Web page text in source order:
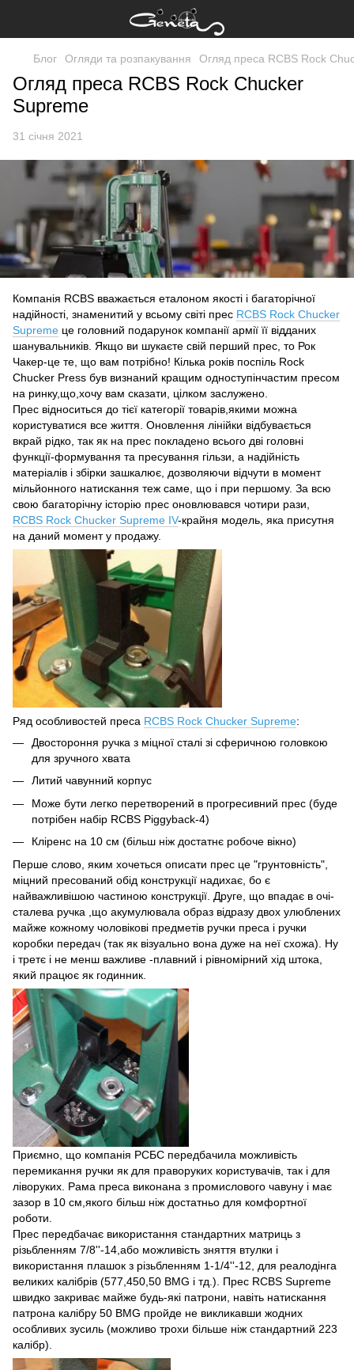
Блог Огляди та розпакування Огляд преса RCBS Rock
Огляд преса RCBS Rock Chucker
Supreme
31 січня 2021
Компанія RCBS вважається еталоном якості і багаторічної
надійності, знаменитий у всьому світі прес RCBS Rock Chucker
Supreme це головний подарунок компанії армії її відданих
шанувальників. Якщо ви шукаєте свій перший прес, то Рок
Чакер-це те, що вам потрібно! Кілька років поспіль Rock
Chucker Press був визнаний кращим одноступінчастим пресом
на ринку,що,хочу вам сказати, цілком заслужено.
Прес відноситься до тієї категорії товарів,якими можна
користуватися все життя. Оновлення лінійки відбувається
вкрай рідко, так як на прес покладено всього дві головні
функції-формування та пресування гільзи, а надійність
матеріалів і збірки зашкалює, дозволяючи відчути в момент
мільйонного натискання теж саме, що і при першому. За всю
свою багаторічну історію прес оновлювався чотири рази,
RCBS Rock Chucker Supreme IV-крайня модель, яка присутня
на даний момент у продажу.
Ряд особливостей преса RCBS Rock Chucker Supreme:
Двостороння ручка з міцної сталі зі сферичною головкою
для зручного хвата
Литий чавунний корпус
Може бути легко перетворений в прогресивний прес (буде
потрібен набір RCBS Piggyback-4)
Кліренс на 10 см (більш ніж достатнє робоче вікно)
Перше слово, яким хочеться описати прес це "грунтовність",
міцний пресований обід конструкції надихає, бо є
найважливішою частиною конструкції. Друге, що впадає в очі-
сталева ручка ,що акумулювала образ відразу двох улюблених
майже кожному чоловікові предметів ручки преса і ручки
коробки передач (так як візуально вона дуже на неї схожа). Ну
і третє і не менш важливе -плавний і рівномірний хід штока,
який працює як годинник.
Приємно, що компанія РСБС передбачила можливість
перемикання ручки як для праворуких користувачів, так і для
ліворуких. Рама преса виконана з промислового чавуну і має
зазор в 10 см,якого більш ніж достатньо для комфортної
роботи.
Прес передбачає використання стандартних матриць з
різьбленням 7/8''-14,або можливість зняття втулки і
використання плашок з різьбленням 1-1/4''-12, для реалодінга
великих калібрів (577,450,50 BMG і тд.). Прес RCBS Supreme
швидко закриває майже будь-які патрони, навіть натискання
патрона калібру 50 BMG пройде не викликавши жодних
особливих зусиль (можливо трохи більше ніж стандартний 223
калібр).